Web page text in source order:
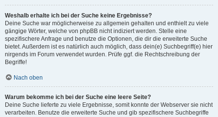
Weshalb erhalte ich bei der Suche keine Ergebnisse?
Deine Suche war möglicherweise zu allgemein gehalten und enthielt zu viele
gängige Wörter, welche von phpBB nicht indiziert werden. Stelle eine
spezifischere Anfrage und benutze die Optionen, die dir die erweiterte Suche
bietet. Außerdem ist es natürlich auch möglich, dass dein(e) Suchbegriff(e) hier
nirgends im Forum verwendet wurden. Prüfe ggf. die Rechtschreibung der
Begriffe!
Nach oben
Warum bekomme ich bei der Suche eine leere Seite?
Deine Suche lieferte zu viele Ergebnisse, somit konnte der Webserver sie nicht
verarbeiten. Benutze die erweiterte Suche und gib spezifischere Suchbegriffe